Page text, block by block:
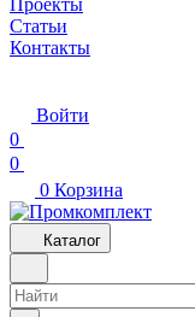
Проекты
Статьи
Контакты
Войти
0
0
0 Корзина
Каталог